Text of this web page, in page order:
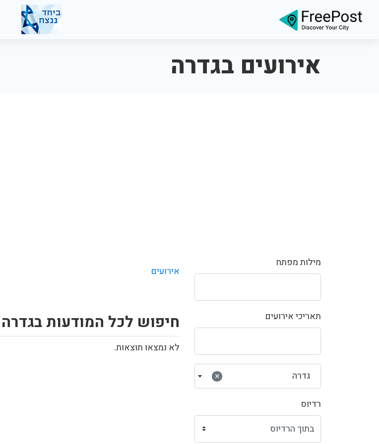
אירועים בגדרה
מילות מפתח
תאריכי אירועים
× גדרה
רדיוס
אירועים
חיפוש לכל המודעות בגדרה
לא נמצאו תוצאות.